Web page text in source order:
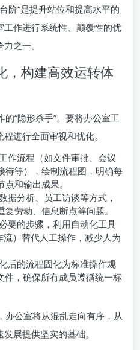
阶”是提升站位和提高水平的
作进行系统性、颠覆性的优
之一。
，构建高效运转体
“隐形杀手”。要将办公室工
进行全面审视和优化。
作流程（如文件审批、会议
待等），绘制流程图，明确每
和输出成果。
据分析、员工访谈等方式，
劳动、信息断点等问题。
要的步骤，利用自动化工具
流）替代人工操作，减少人为
后的流程固化为标准操作规
件，确保所有成员遵循统一标
办公室将从混乱走向有序，从
展提供坚实的基础。